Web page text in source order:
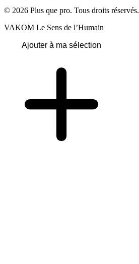
© 2026 Plus que pro. Tous droits réservés.
VAKOM Le Sens de l’Humain
Ajouter à ma sélection